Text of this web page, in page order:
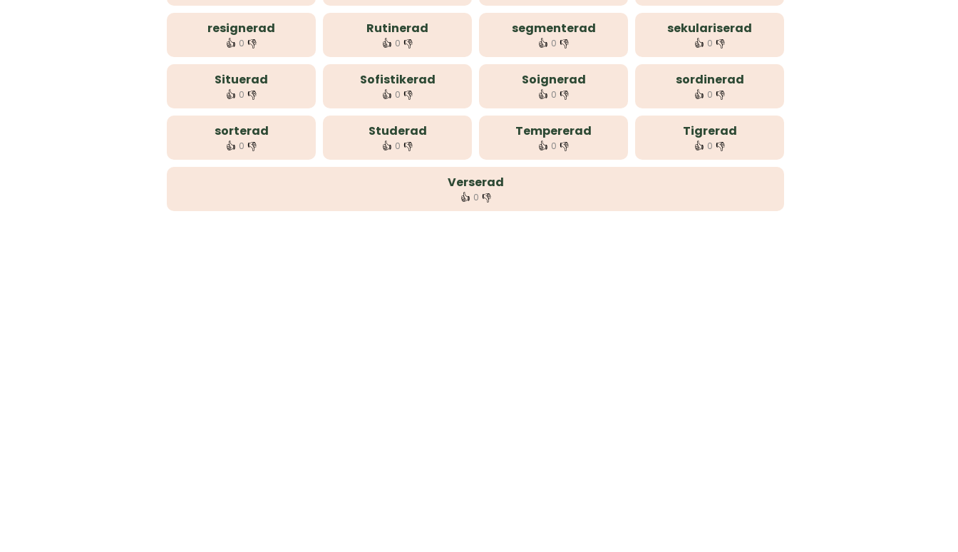
resignerad
👍 0 👎
Rutinerad
👍 0 👎
segmenterad
👍 0 👎
sekulariserad
👍 0 👎
Situerad
👍 0 👎
Sofistikerad
👍 0 👎
Soignerad
👍 0 👎
sordinerad
👍 0 👎
sorterad
👍 0 👎
Studerad
👍 0 👎
Tempererad
👍 0 👎
Tigrerad
👍 0 👎
Verserad
👍 0 👎